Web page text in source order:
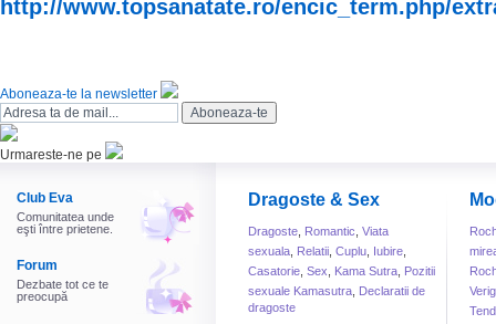
http://www.topsanatate.ro/encic_term.php/
Aboneaza-te la newsletter
Urmareste-ne pe
Club Eva
Comunitatea unde
eşti între prietene.
Forum
Dezbate tot ce te
preocupă
Dragoste & Sex
Dragoste Romantic Viata
sexuala Relatii Cuplu Iubire
Casatorie Sex Kama Sutra Pozitii
sexuale Kamasutra Declaratii de
dragoste